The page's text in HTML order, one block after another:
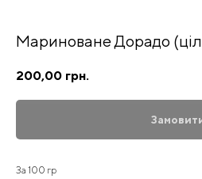
Мариноване Дорадо
200,00 грн.
За 100 гр